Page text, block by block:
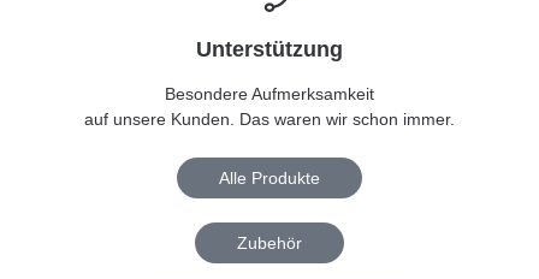
Unterstützung
Besondere Aufmerksamkeit
auf unsere Kunden. Das waren wir schon immer.
Alle Produkte
Zubehör